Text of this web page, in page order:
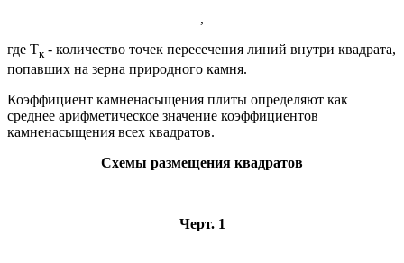
,
где Тк - количество точек пересечения линий внутри квадрата,
попавших на зерна природного камня.
Коэффициент камненасыщения плиты определяют как
среднее арифметическое значение коэффициентов
камненасыщения всех квадратов.
Схемы размещения квадратов
Черт. 1